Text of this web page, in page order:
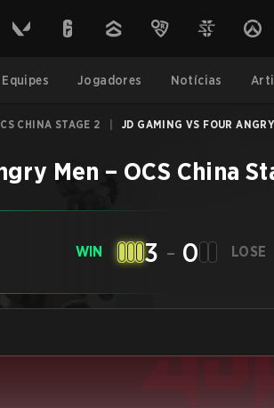
Equipes Jogadores Notícias
CHINA STAGE 2 JD GAMING VS FOUR
Men – OCS China
WIN 3 - 0 LOSE